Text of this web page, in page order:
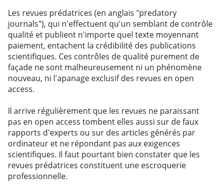
Les revues prédatrices (en anglais "predatory
journals"), qui n'effectuent qu'un semblant de contrôle
qualité et publient n'importe quel texte moyennant
paiement, entachent la crédibilité des publications
scientifiques. Ces contrôles de qualité purement de
façade ne sont malheureusement ni un phénomène
nouveau, ni l'apanage exclusif des revues en open
access.
Il arrive régulièrement que les revues ne paraissant
pas en open access tombent elles aussi sur de faux
rapports d'experts ou sur des articles générés par
ordinateur et ne répondant pas aux exigences
scientifiques. Il faut pourtant bien constater que les
revues prédatrices constituent une escroquerie
professionnelle.